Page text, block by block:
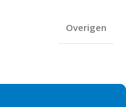
Overigen